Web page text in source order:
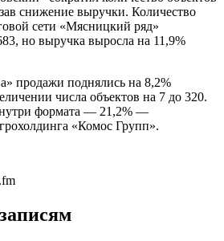
снижение выручки. Количество
сети «Мясницкий ряд»
но выручка выросла на 11,9%
продажи поднялись на 8,2%
числа объектов на 7 до 320.
формата — 21,2% —
«Комос Групп».